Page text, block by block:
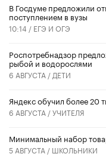
В Госдуме предложили
поступлением в вузы
10:14 / ЕГЭ И ОГЭ
Роспотребнадзор
рыбой и водорослями
6 АВГУСТА / ДЕТИ
​Яндекс обучил более 20
6 АВГУСТА /УЧИТЕЛЯ
Минимальный набор
5 АВГУСТА / ШКОЛЬНИКИ